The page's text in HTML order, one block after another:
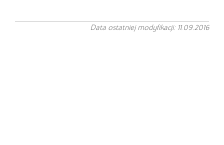
Data ostatniej modyfikacji: 11.09.2016